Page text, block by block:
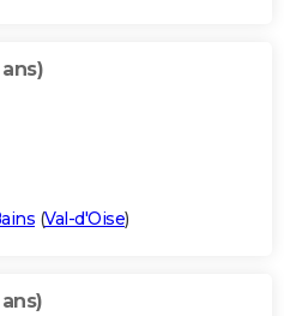
(Val-d'Oise)